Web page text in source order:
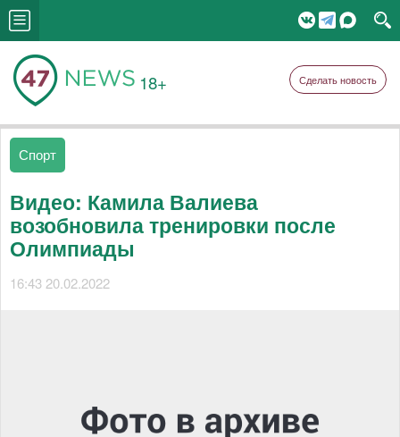
18+ Сделать новость
Спорт
Видео: Камила Валиева
возобновила тренировки после
Олимпиады
16:43 20.02.2022